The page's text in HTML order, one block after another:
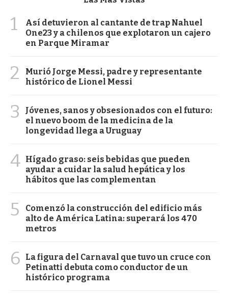
1
Así detuvieron al cantante de trap Nahuel
One23 y a chilenos que explotaron un cajero
en Parque Miramar
2
Murió Jorge Messi, padre y representante
histórico de Lionel Messi
3
Jóvenes, sanos y obsesionados con el futuro:
el nuevo boom de la medicina de la
longevidad llega a Uruguay
4 Hígado graso: seis bebidas que pueden
ayudar a cuidar la salud hepática y los
hábitos que las complementan
5
Comenzó la construcción del edificio más
alto de América Latina: superará los 470
metros
6
La figura del Carnaval que tuvo un cruce con
Petinatti debuta como conductor de un
histórico programa